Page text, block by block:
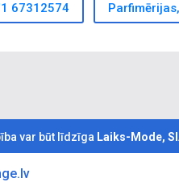
67312574
var būt līdzīga Laiks-Mode,